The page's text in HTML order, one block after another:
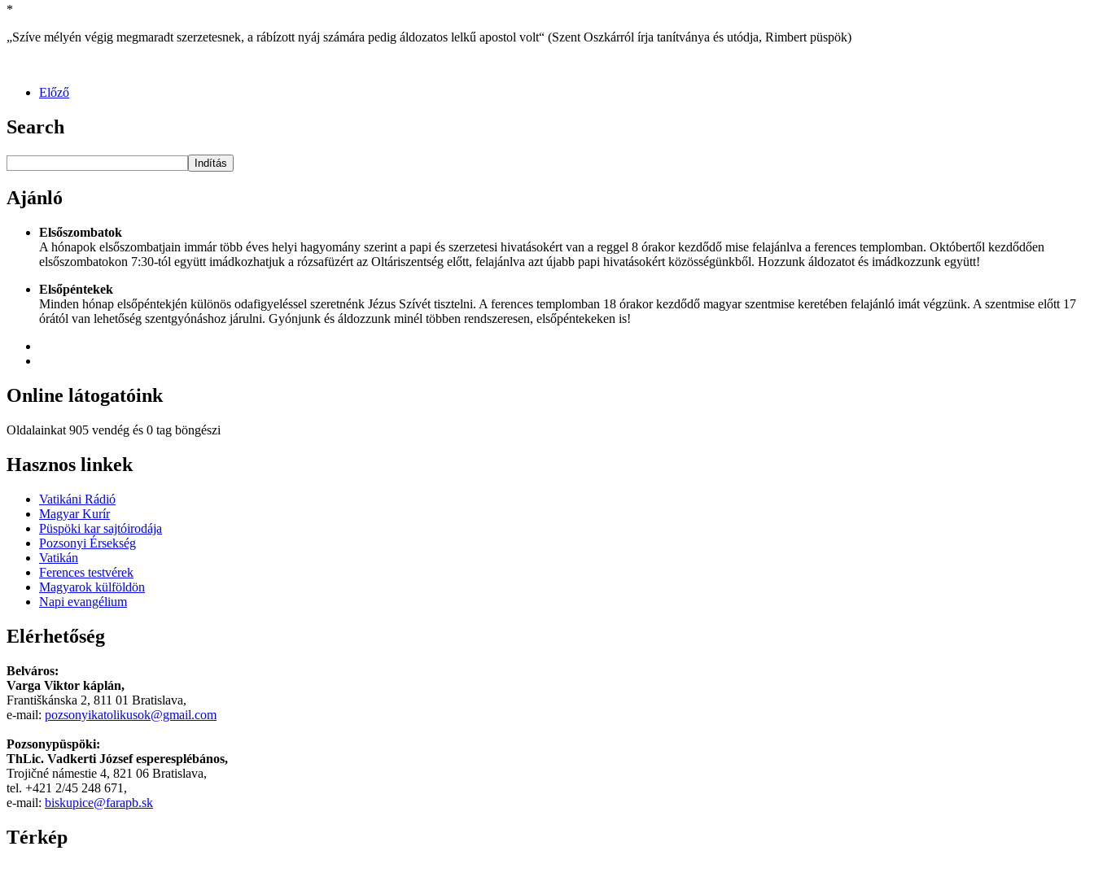
*
„Szíve mélyén végig megmaradt szerzetesnek, a rábízott nyáj számára pedig áldozatos lelkű apostol volt“ (Szent Oszkárról írja tanítványa és utódja, Rimbert püspök)
Előző
Search
Indítás
Ajánló
Elsőszombatok
A hónapok elsőszombatjain immár több éves helyi hagyomány szerint a papi és szerzetesi hivatásokért van a reggel 8 órakor kezdődő mise felajánlva a ferences templomban. Októbertől kezdődően
elsőszombatokon 7:30-tól együtt imádkozhatjuk a rózsafüzért az Oltáriszentség előtt, felajánlva azt újabb papi hivatásokért közösségünkből. Hozzunk áldozatot és imádkozzunk együtt!
Elsőpéntekek
Minden hónap elsőpéntekjén különös odafigyeléssel szeretnénk Jézus Szívét tisztelni. A ferences templomban 18 órakor kezdődő magyar szentmise keretében felajánló imát végzünk. A szentmise előtt 17
órától van lehetőség szentgyónáshoz járulni. Gyónjunk és áldozzunk minél többen rendszeresen, elsőpéntekeken is!
Online látogatóink
Oldalainkat 905 vendég és 0 tag böngészi
Hindi
Blue
سكس
سكس
مترجم
سكس
مصري
Arab
Hasznos linkek
Vatikáni Rádió
Magyar Kurír
Püspöki kar sajtóirodája
Pozsonyi Érsekség
Vatikán
Ferences testvérek
Magyarok külföldön
Napi evangélium
Elérhetőség
Belváros:
Varga Viktor káplán,
Františkánska 2, 811 01 Bratislava,
e-mail: pozsonyikatolikusok@gmail.com
Pozsonypüspöki:
ThLic. Vadkerti József esperesplébános,
Trojičné námestie 4, 821 06 Bratislava,
tel. +421 2/45 248 671,
e-mail: biskupice@farapb.sk
Térkép